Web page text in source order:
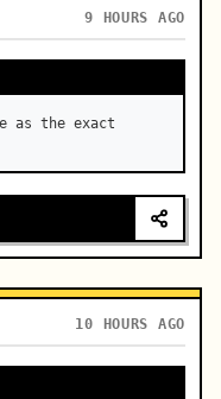
的城市，引擎震动感
9 HOURS AGO
as the exact
10 HOURS AGO